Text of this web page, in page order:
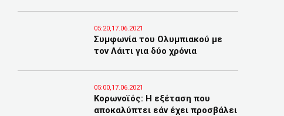
05:20,17.06.2021
Συμφωνία του Ολυμπιακού με
τον Λάιτι για δύο χρόνια
05:00,17.06.2021
Κορωνοϊός: Η εξέταση που
αποκαλύπτει εάν έχει προσβάλει